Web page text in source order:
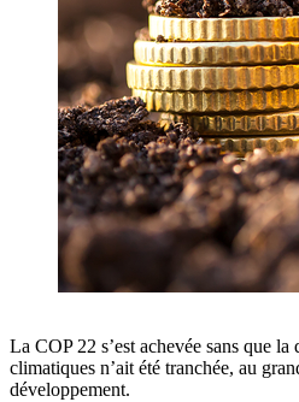
La COP 22 s’est achevée sans que
climatiques n’ait été tranchée, au
développement.